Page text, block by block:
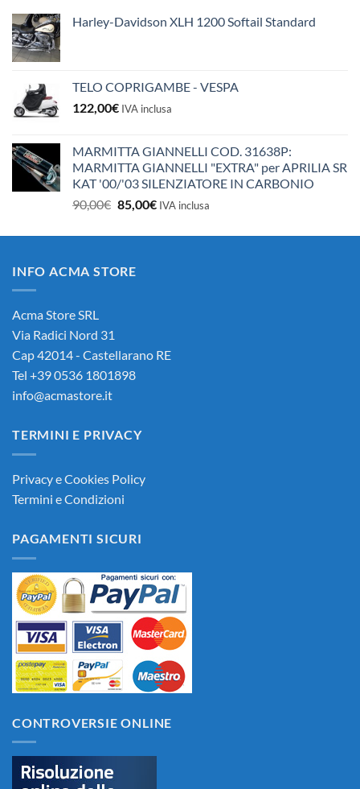
Harley-Davidson XLH 1200 Softail Standard
TELO COPRIGAMBE - VESPA
122,00€ IVA inclusa
MARMITTA GIANNELLI COD. 31638P:
MARMITTA GIANNELLI "EXTRA" per APRILIA SR
KAT '00/'03 SILENZIATORE IN CARBONIO
90,00€ Il
originale
90,00€.
85,00€Il
attuale
IVA inclusa
INFO ACMA STORE
Acma Store SRL
Via Radici Nord 31
Cap 42014 - Castellarano RE
Tel +39 0536 1801898
info@acmastore.it
TERMINI E PRIVACY
Privacy e Cookies Policy
Termini e Condizioni
PAGAMENTI SICURI
CONTROVERSIE ONLINE